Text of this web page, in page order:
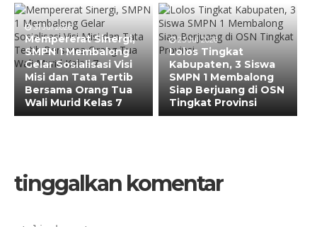
31 Jul 2026
Mempererat Sinergi,
SMPN 1 Membalong
Gelar Sosialisasi Visi
Misi dan Tata Tertib
Bersama Orang Tua
Wali Murid Kelas 7
23 Jul 2026
Lolos Tingkat
Kabupaten, 3 Siswa
SMPN 1 Membalong
Siap Berjuang di OSN
Tingkat Provinsi
tinggalkan komentar